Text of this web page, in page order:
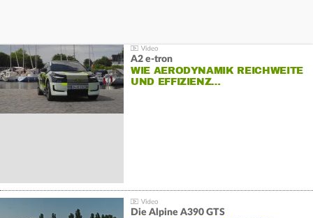
A2 e-tron
WIE AERODYNAMIK REICHWEITE
UND EFFIZIENZ…
Die Alpine A390 GTS